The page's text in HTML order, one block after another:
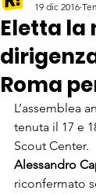
Eletta la
Roma
19 dic 2016
L’assemblea
tenuta il 17 e
Scout Center.
Alessandro
riconfermato